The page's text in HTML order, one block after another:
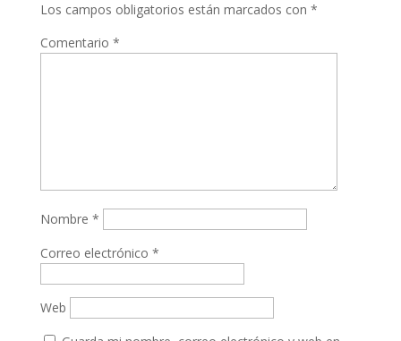
Los campos obligatorios están marcados con *
Comentario *
Nombre *
Correo electrónico *
Web